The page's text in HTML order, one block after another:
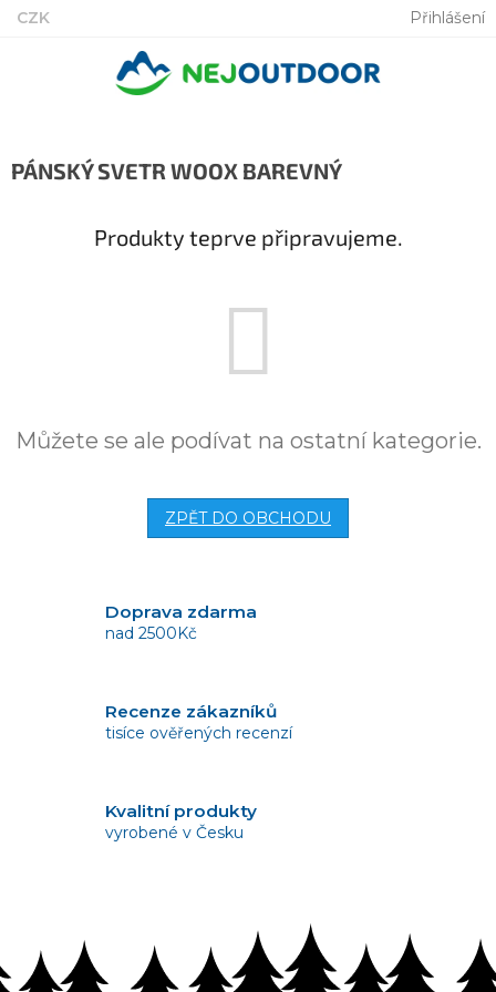
Přejít
CZK Přihlášení
PÁNSKÝ SVETR WOOX BAREVNÝ
Produkty teprve připravujeme.
Můžete se ale podívat na ostatní kategorie.
ZPĚT DO OBCHODU
Doprava zdarma
nad 2500Kč
Recenze zákazníků
tisíce ověřených recenzí
Kvalitní produkty
vyrobené v Česku
bez problémů do 14 dnů